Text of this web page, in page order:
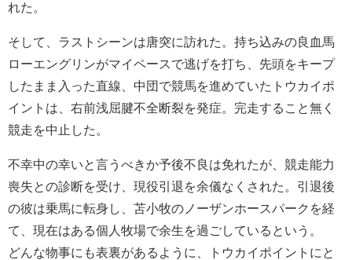
れた。
そして、ラストシーンは唐突に訪れた。持ち込みの良血馬
ローエングリンがマイペースで逃げを打ち、先頭をキープ
したまま入った直線、中団で競馬を進めていたトウカイポ
イントは、右前浅屈腱不全断裂を発症。完走すること無く
競走を中止した。
不幸中の幸いと言うべきか予後不良は免れたが、競走能力
喪失との診断を受け、現役引退を余儀なくされた。引退後
の彼は乗馬に転身し、苫小牧のノーザンホースパークを経
て、現在はある個人牧場で余生を過ごしているという。
どんな物事にも表裏があるように、トウカイポイントにと